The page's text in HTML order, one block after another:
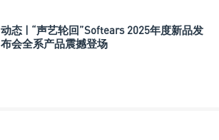
动态 | “声艺轮回”Softears 2025年度新品发
布会全系产品震撼登场